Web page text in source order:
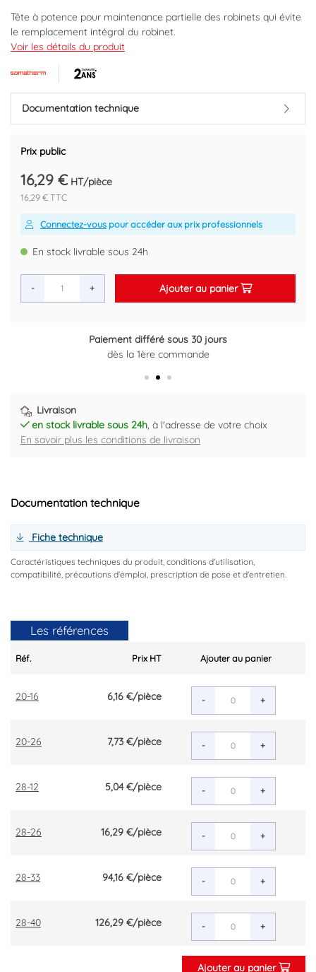
Tête à potence pour maintenance partielle des robinets qui évite
le remplacement intégral du robinet.
Corps en laiton brut pour une meilleure durabilité dans le temps.
L'intervention rapide et sûre grâce au presse-étoupe à emprunte
6 pans pour un serrage optimal à l'aide d'une simple clé.
Voir les détails du produit
Documentation technique
Prix public
16,29 € HT/pièce
16,29 € TTC
Connectez-vous pour accéder aux prix professionnels
En stock livrable sous 24h
- + Ajouter au panier
Paiement différé sous 30 jours
dès la 1ère commande
Retour gratuit sous 14 jours
Plus d'informations ici
Livraison
en stock livrable sous 24h, à l'adresse de votre choix
En savoir plus les conditions de livraison
Documentation technique
Fiche technique
Caractéristiques techniques du produit, conditions d'utilisation,
compatibilité, précautions d'emploi, prescription de pose et d'entretien.
Les références
Réf. Prix HT Ajouter au panier
20-16 6,16 €/pièce - +
20-26 7,73 €/pièce - +
28-12 5,04 €/pièce - +
28-26 16,29 €/pièce - +
28-33 94,16 €/pièce - +
28-40 126,29 €/pièce - +
Ajouter au panier